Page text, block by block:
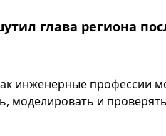
глава региона
инженерные профессии
моделировать и